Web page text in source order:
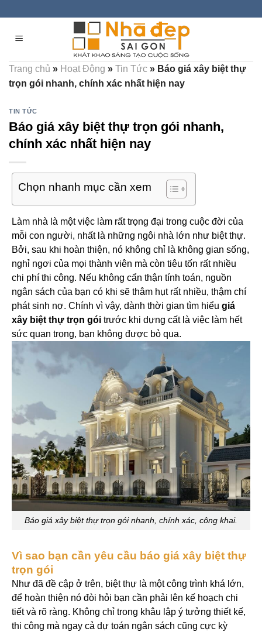
content
Trang chủ » Hoạt Động » Tin Tức » Báo giá xây biệt thự
trọn gói nhanh, chính xác nhất hiện nay
TIN TỨC
Báo giá xây biệt thự trọn gói nhanh,
chính xác nhất hiện nay
Chọn nhanh mục cần xem
Làm nhà là một việc làm rất trọng đại trong cuộc đời của
mỗi con người, nhất là những ngôi nhà lớn như biệt thự.
Bởi, sau khi hoàn thiện, nó không chỉ là không gian sống,
nghỉ ngơi của mọi thành viên mà còn tiêu tốn rất nhiều
chi phí thi công. Nếu không cẩn thận tính toán, nguồn
ngân sách của bạn có khi sẽ thâm hụt rất nhiều, thậm chí
phát sinh nợ. Chính vì vậy, dành thời gian tìm hiểu giá
xây biệt thự trọn gói trước khi dựng cất là việc làm hết
sức quan trọng, bạn không được bỏ qua.
Báo giá xây biệt thự trọn gói nhanh, chính xác, công khai.
Vì sao bạn cần yêu cầu báo giá xây biệt thự
trọn gói
Như đã đề cập ở trên, biệt thự là một công trình khá lớn,
để hoàn thiện nó đòi hỏi bạn cần phải lên kế hoạch chi
tiết và rõ ràng. Không chỉ trong khâu lập ý tưởng thiết kế,
thi công mà ngay cả dự toán ngân sách cũng cực kỳ